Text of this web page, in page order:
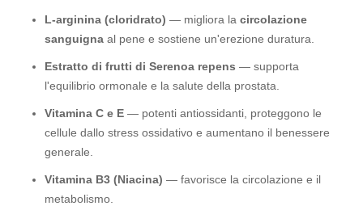
L-arginina (cloridrato) — migliora la circolazione
sanguigna al pene e sostiene un'erezione duratura.
Estratto di frutti di Serenoa repens — supporta
l'equilibrio ormonale e la salute della prostata.
Vitamina C e E — potenti antiossidanti, proteggono le
cellule dallo stress ossidativo e aumentano il benessere
generale.
Vitamina B3 (Niacina) — favorisce la circolazione e il
metabolismo.